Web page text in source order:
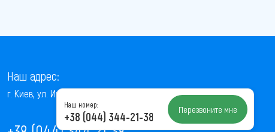
Наш адрес:
г. Киев, ул. Институтская, 22/7, оф. 41
Наш номер:
+38 (044) 344-21-38 Перезвоните мне